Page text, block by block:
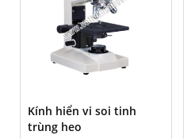
Kính hiển vi soi tinh
trùng heo